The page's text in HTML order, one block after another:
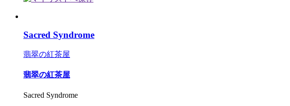
Sacred Syndrome
翡翠の紅茶屋
翡翠の紅茶屋
Sacred Syndrome